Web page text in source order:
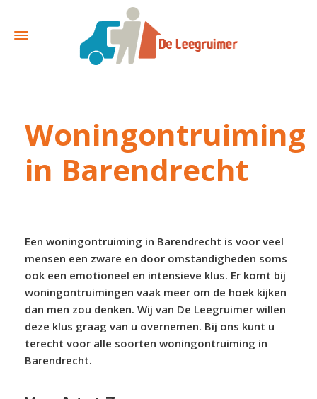
Woningontruiming
in Barendrecht
Een woningontruiming in Barendrecht is voor veel
mensen een zware en door omstandigheden soms
ook een emotioneel en intensieve klus. Er komt bij
woningontruimingen vaak meer om de hoek kijken
dan men zou denken. Wij van De Leegruimer willen
deze klus graag van u overnemen. Bij ons kunt u
terecht voor alle soorten woningontruiming in
Barendrecht.